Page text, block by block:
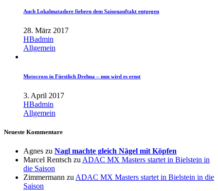
Auch Lokalmatadore fiebern dem Saisonauftakt entgegen
28. März 2017
HBadmin
Allgemein
Motocross in Fürstlich Drehna – nun wird es ernst
3. April 2017
HBadmin
Allgemein
Neueste Kommentare
Agnes zu Nagl machte gleich Nägel mit Köpfen
Marcel Rentsch zu ADAC MX Masters startet in Bielstein in
die Saison
Zimmermann zu ADAC MX Masters startet in Bielstein in die
Saison